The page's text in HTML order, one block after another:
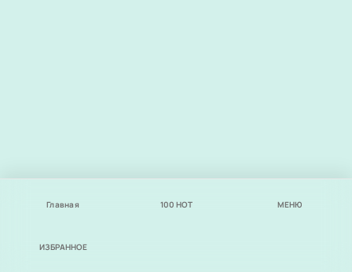
Главная 100 НОТ МЕНЮ
ИЗБРАННОЕ